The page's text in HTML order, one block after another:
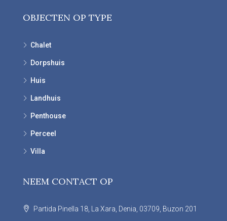
OBJECTEN OP TYPE
Chalet
Dorpshuis
Huis
Landhuis
Penthouse
Perceel
Villa
NEEM CONTACT OP
Partida Pinella 18, La Xara, Denia, 03709, Buzon 201